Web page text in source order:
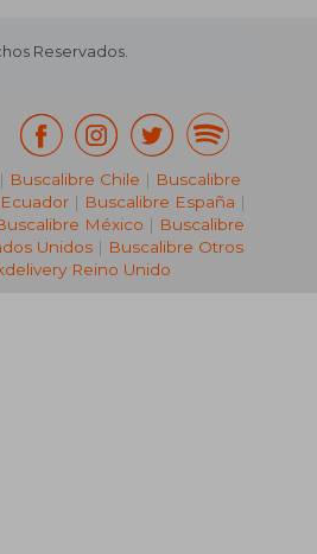
Reservados.
| Buscalibre Chile | Buscalibre
| Buscalibre España |
México | Buscalibre
Unidos| Buscalibre Otros
Reino Unido